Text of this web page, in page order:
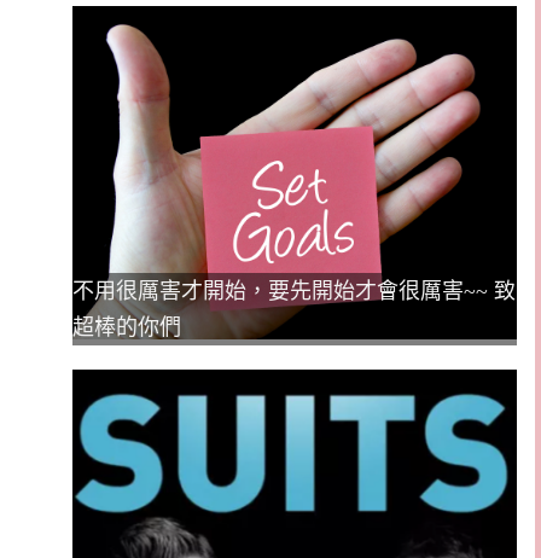
不用很厲害才開始，要先開始才會很厲害~~ 致
超棒的你們